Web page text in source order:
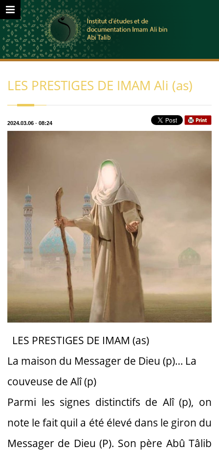
LES PRESTIGES DE IMAM Ali (as)
2024.03.06 - 08:24
LES PRESTIGES DE IMAM (as)
La maison du Messager de Dieu (p)… La
couveuse de Alî (p)
Parmi les signes distinctifs de Alî (p), on
note le fait quil a été élevé dans le giron du
Messager de Dieu (P). Son père Abû Tâlib